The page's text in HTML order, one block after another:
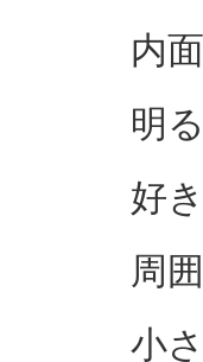
内
明
好
周
小